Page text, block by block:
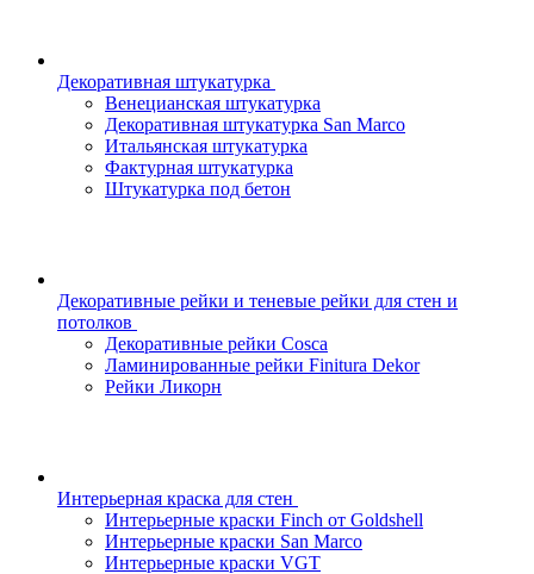
Декоративная штукатурка
Венецианская штукатурка
Декоративная штукатурка San Marco
Итальянская штукатурка
Фактурная штукатурка
Штукатурка под бетон
Декоративные рейки и теневые рейки для стен и
потолков
Декоративные рейки Cosca
Ламинированные рейки Finitura Dekor
Рейки Ликорн
Интерьерная краска для стен
Интерьерные краски Finch от Goldshell
Интерьерные краски San Marco
Интерьерные краски VGT